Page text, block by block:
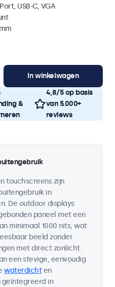
USB-C, VGA
In winkelwagen
&
4,8/5 op basis
van 5.000+
reviews
touchscreens zijn
in
De outdoor displays
paneel met een
minimaal 1000 nits, wat
beeld zonder
met direct zonlicht.
een stevige, eenvoudig
waterdichten
geïntegreerd in